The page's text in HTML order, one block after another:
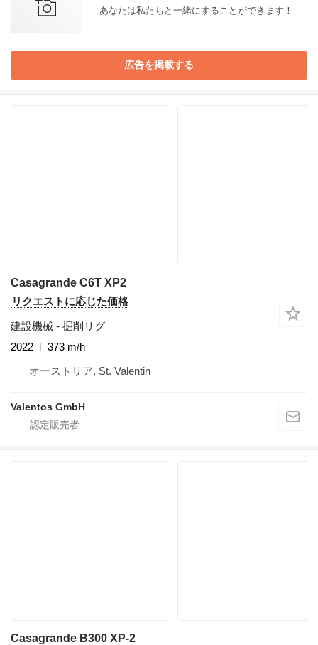
あなたは私たちと一緒にすることができます！
広告を掲載する
Casagrande C6T XP2
リクエストに応じた価格
建設機械 - 掘削リグ
2022
373 m/h
オーストリア, St. Valentin
Valentos GmbH
Casagrande B300 XP-2